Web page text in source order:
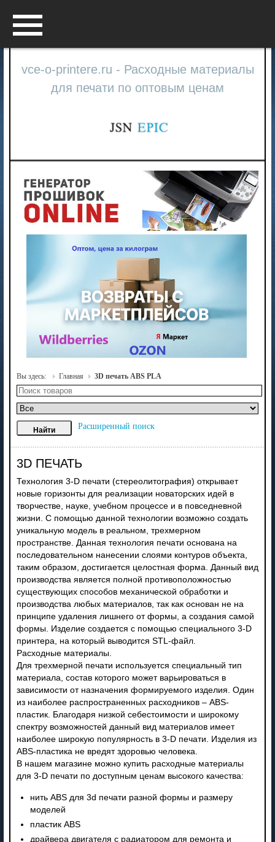
vce-o-printere.ru - Расходные материалы
для печати по оптовым ценам
Вы здесь: Главная 3D печать ABS PLA
Расширенный поиск
3D ПЕЧАТЬ
Технология 3-D печати (стереолитография) открывает
новые горизонты для реализации новаторских идей в
творчестве, науке, учебном процессе и в повседневной
жизни. С помощью данной технологии возможно создать
уникальную модель в реальном, трехмерном
пространстве. Данная технология печати основана на
последовательном нанесении слоями контуров объекта,
таким образом, достигается целостная форма. Данный вид
производства является полной противоположностью
существующих способов механической обработки и
производства любых материалов, так как основан не на
принципе удаления лишнего от формы, а создания самой
формы. Изделие создается с помощью специального 3-D
принтера, на который выводится STL-файл.
Расходные материалы.
Для трехмерной печати используется специальный тип
материала, состав которого может варьироваться в
зависимости от назначения формируемого изделия. Один
из наиболее распространенных расходников – ABS-
пластик. Благодаря низкой себестоимости и широкому
спектру возможностей данный вид материалов имеет
наиболее широкую популярность в 3-D печати. Изделия из
ABS-пластика не вредят здоровью человека.
В нашем магазине можно купить расходные материалы
для 3-D печати по доступным ценам высокого качества:
нить ABS для 3d печати разной формы и размеру
моделей
пластик ABS
драйвера двигателя с радиатором для ремонта и